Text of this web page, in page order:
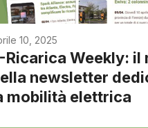
10, 2025
Ricarica Weekly: il
newsletter
mobilità elettrica